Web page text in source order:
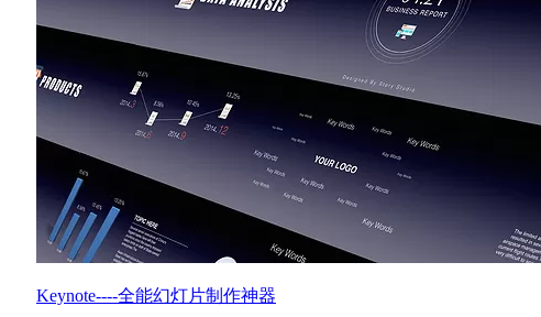
Keynote----全能幻灯片制作神器